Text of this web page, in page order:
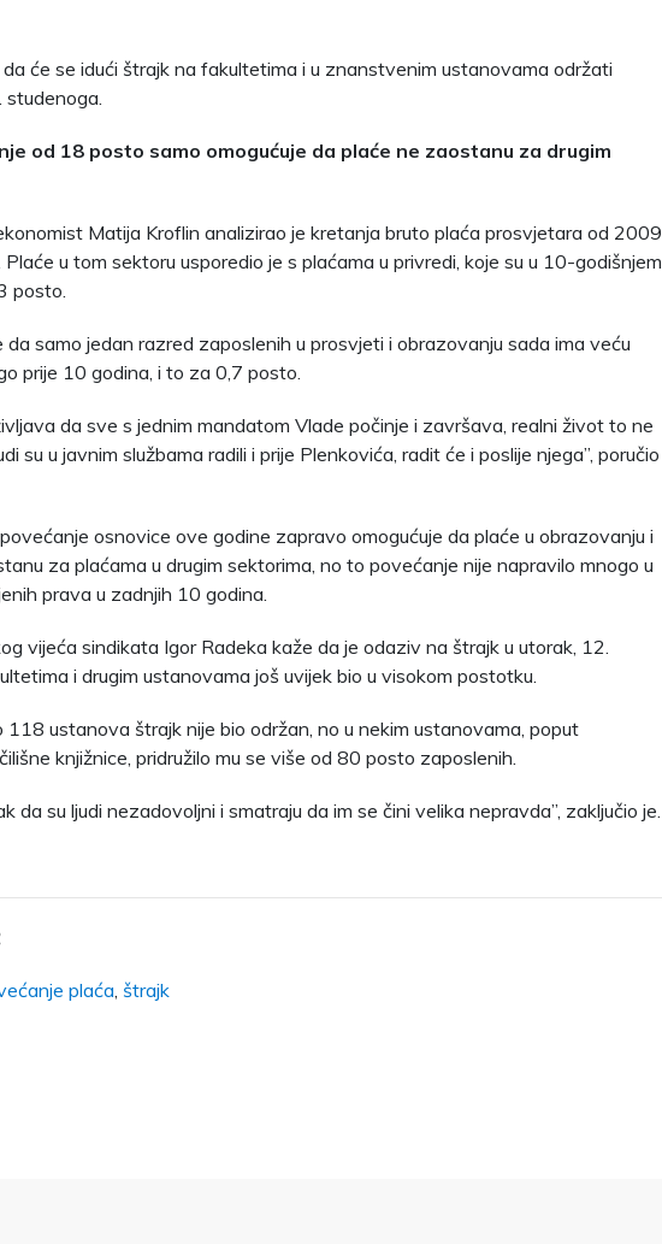
će se idući štrajk na fakultetima i u znanstvenim ustanovama održati
od 18 posto samo omogućuje da plaće ne zaostanu za drugim
Matija Kroflin analizirao je kretanja bruto plaća prosvjetara od 2009.
u tom sektoru usporedio je s plaćama u privredi, koje su u 10-godišnjem
posto.
da samo jedan razred zaposlenih u prosvjeti i obrazovanju sada ima veću
prije 10 godina, i to za 0,7 posto.
da sve s jednim mandatom Vlade počinje i završava, realni život to ne
su u javnim službama radili i prije Plenkovića, radit će i poslije njega”, poručio
osnovice ove godine zapravo omogućuje da plaće u obrazovanju i
za plaćama u drugim sektorima, no to povećanje nije napravilo mnogo u
prava u zadnjih 10 godina.
vijeća sindikata Igor Radeka kaže da je odaziv na štrajk u utorak, 12.
i drugim ustanovama još uvijek bio u visokom postotku.
118 ustanova štrajk nije bio održan, no u nekim ustanovama, poput
knjižnice, pridružilo mu se više od 80 posto zaposlenih.
da su ljudi nezadovoljni i smatraju da im se čini velika nepravda”, zaključio je.
plaća štrajk